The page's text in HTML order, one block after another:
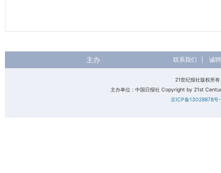
主办 联系我们 诚
21世纪报社版权所
主办单位：中国日报社 Copyright by 21st
京ICP备13028878号